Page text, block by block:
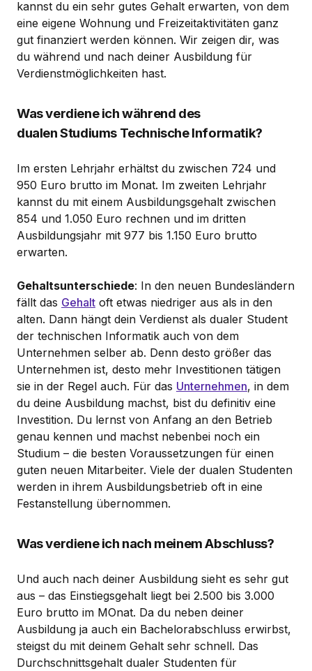
kannst du ein sehr gutes Gehalt erwarten, von dem
eine eigene Wohnung und Freizeitaktivitäten ganz
gut finanziert werden können. Wir zeigen dir, was
du während und nach deiner Ausbildung für
Verdienstmöglichkeiten hast.
Was verdiene ich während des
dualen Studiums Technische Informatik?
Im ersten Lehrjahr erhältst du zwischen 724 und
950 Euro brutto im Monat. Im zweiten Lehrjahr
kannst du mit einem Ausbildungsgehalt zwischen
854 und 1.050 Euro rechnen und im dritten
Ausbildungsjahr mit 977 bis 1.150 Euro brutto
erwarten.
Gehaltsunterschiede: In den neuen Bundesländern
fällt das Gehalt oft etwas niedriger aus als in den
alten. Dann hängt dein Verdienst als dualer Student
der technischen Informatik auch von dem
Unternehmen selber ab. Denn desto größer das
Unternehmen ist, desto mehr Investitionen tätigen
sie in der Regel auch. Für das Unternehmen, in dem
du deine Ausbildung machst, bist du definitiv eine
Investition. Du lernst von Anfang an den Betrieb
genau kennen und machst nebenbei noch ein
Studium – die besten Voraussetzungen für einen
guten neuen Mitarbeiter. Viele der dualen Studenten
werden in ihrem Ausbildungsbetrieb oft in eine
Festanstellung übernommen.
Was verdiene ich nach meinem Abschluss?
Und auch nach deiner Ausbildung sieht es sehr gut
aus – das Einstiegsgehalt liegt bei 2.500 bis 3.000
Euro brutto im MOnat. Da du neben deiner
Ausbildung ja auch ein Bachelorabschluss erwirbst,
steigst du mit deinem Gehalt sehr schnell. Das
Durchschnittsgehalt dualer Studenten für